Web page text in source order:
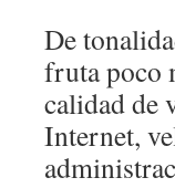
De
fruta poco
calidad de
Internet,